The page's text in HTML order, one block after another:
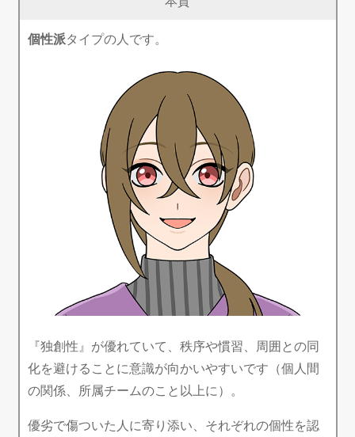
個性派タイプの人です。
『独創性』が優れていて、秩序や慣習、周囲との同
化を避けることに意識が向かいやすいです（個人間
の関係、所属チームのこと以上に）。
優劣で傷ついた人に寄り添い、それぞれの個性を認